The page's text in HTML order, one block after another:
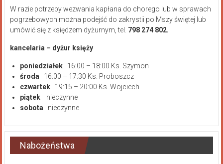
W razie potrzeby wezwania kapłana do chorego lub w sprawach
pogrzebowych można podejść do zakrystii po Mszy świętej lub
umówić się z księdzem dyżurnym, tel.
798 274 802.
kancelaria – dyżur księży
poniedziałek16:00 – 18:00 Ks. Szymon
środa 16:00 – 17:30 Ks. Proboszcz
czwartek19:15 – 20:00 Ks. Wojciech
piątek
nieczynne
sobota nieczynne
Nabożeństwa